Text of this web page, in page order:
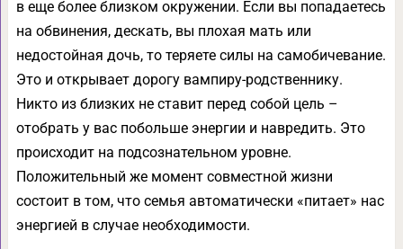
в еще более близком окружении. Если вы попадаетесь
на обвинения, дескать, вы плохая мать или
недостойная дочь, то теряете силы на самобичевание.
Это и открывает дорогу вампиру-родственнику.
Никто из близких не ставит перед собой цель –
отобрать у вас побольше энергии и навредить. Это
происходит на подсознательном уровне.
Положительный же момент совместной жизни
состоит в том, что семья автоматически «питает» нас
энергией в случае необходимости.